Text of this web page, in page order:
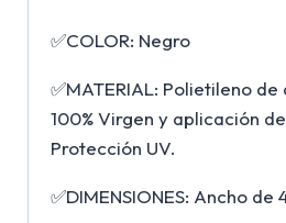
✅COLOR: Negro
✅MATERIAL: Polietileno
100% Virgen y aplicación
Protección UV.
✅DIMENSIONES: Ancho